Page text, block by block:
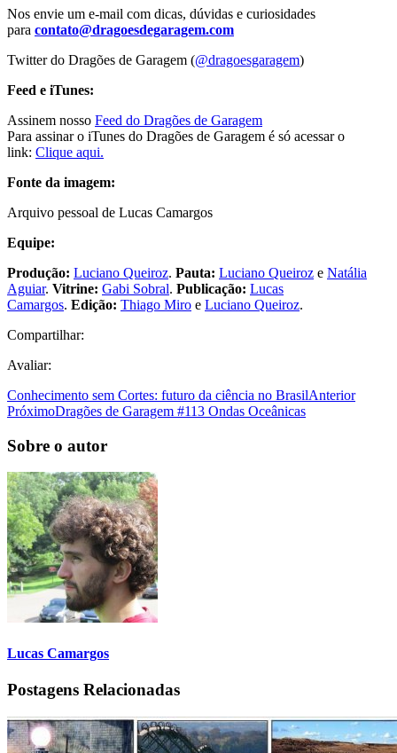
Nos envie um e-mail com dicas, dúvidas e curiosidades
para contato@dragoesdegaragem.com
Twitter do Dragões de Garagem (@dragoesgaragem)
Feed e iTunes:
Assinem nosso Feed do Dragões de Garagem
Para assinar o iTunes do Dragões de Garagem é só acessar o
link: Clique aqui.
Fonte da imagem:
Arquivo pessoal de Lucas Camargos
Equipe:
Produção: Luciano Queiroz. Pauta: Luciano Queiroz e Natália
Aguiar. Vitrine: Gabi Sobral. Publicação: Lucas
Camargos. Edição: Thiago Miro e Luciano Queiroz.
Compartilhar:
Avaliar:
Conhecimento sem Cortes: futuro da ciência no BrasilAnterior
PróximoDragões de Garagem #113 Ondas Oceânicas
Sobre o autor
Lucas Camargos
Postagens Relacionadas